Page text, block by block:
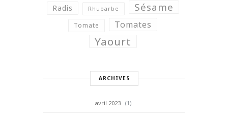
Radis Rhubarbe Sésame
Tomate Tomates
Yaourt
ARCHIVES
avril 2023 (1)